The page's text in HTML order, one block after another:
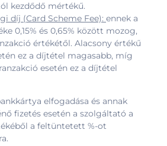
kezdődő mértékű.
díj (Card Scheme Fee): ennek a
0,15% és 0,65% között mozog,
értékétől. Alacsony értékű
ez a díjtétel magasabb, míg
esetén ez a díjtétel
elfogadása és annak
fizetés esetén a szolgáltató a
a feltüntetett %-ot